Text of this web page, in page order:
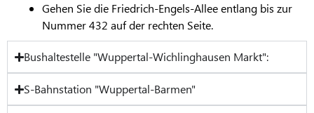
Gehen Sie die Friedrich-Engels-Allee entlang bis zur
Nummer 432 auf der rechten Seite.
Bushaltestelle "Wuppertal-Wichlinghausen Markt":
S-Bahnstation "Wuppertal-Barmen"